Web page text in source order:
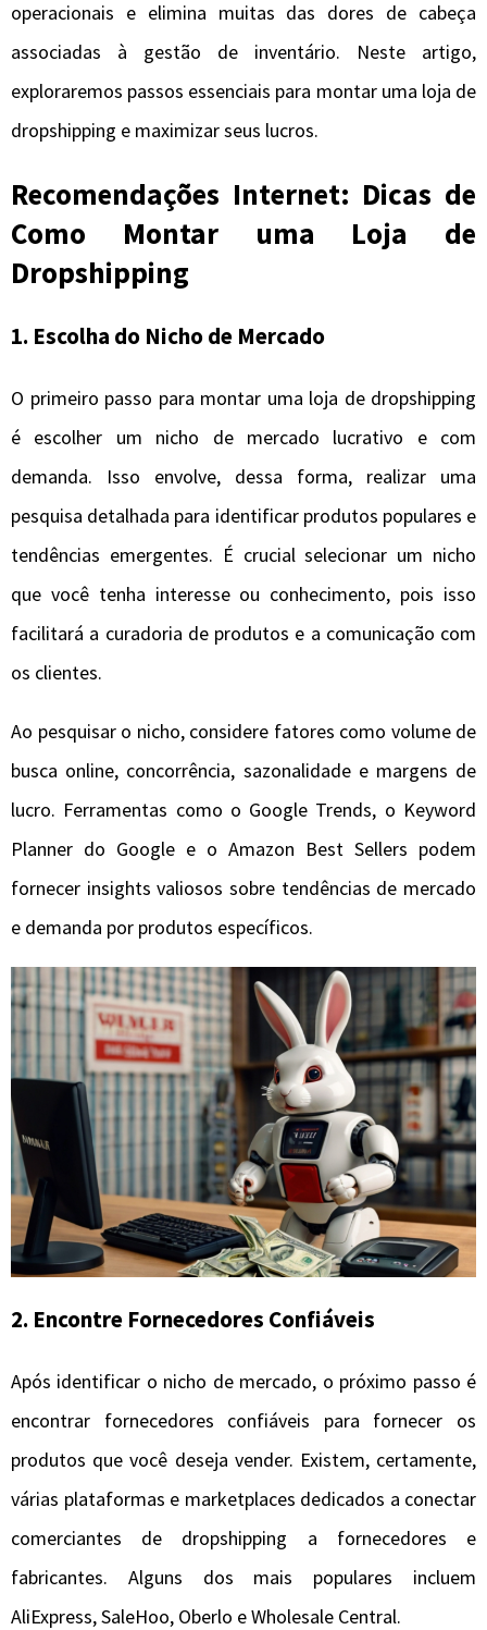
operacionais e elimina muitas das dores de cabeça
associadas à gestão de inventário. Neste artigo,
exploraremos passos essenciais para montar uma loja de
dropshipping e maximizar seus lucros.
Recomendações Internet: Dicas de
Como Montar uma Loja de
Dropshipping
1. Escolha do Nicho de Mercado
O primeiro passo para montar uma loja de dropshipping
é escolher um nicho de mercado lucrativo e com
demanda. Isso envolve, dessa forma, realizar uma
pesquisa detalhada para identificar produtos populares e
tendências emergentes. É crucial selecionar um nicho
que você tenha interesse ou conhecimento, pois isso
facilitará a curadoria de produtos e a comunicação com
os clientes.
Ao pesquisar o nicho, considere fatores como volume de
busca online, concorrência, sazonalidade e margens de
lucro. Ferramentas como o Google Trends, o Keyword
Planner do Google e o Amazon Best Sellers podem
fornecer insights valiosos sobre tendências de mercado
e demanda por produtos específicos.
2. Encontre Fornecedores Confiáveis
Após identificar o nicho de mercado, o próximo passo é
encontrar fornecedores confiáveis para fornecer os
produtos que você deseja vender. Existem, certamente,
várias plataformas e marketplaces dedicados a conectar
comerciantes de dropshipping a fornecedores e
fabricantes. Alguns dos mais populares incluem
AliExpress, SaleHoo, Oberlo e Wholesale Central.